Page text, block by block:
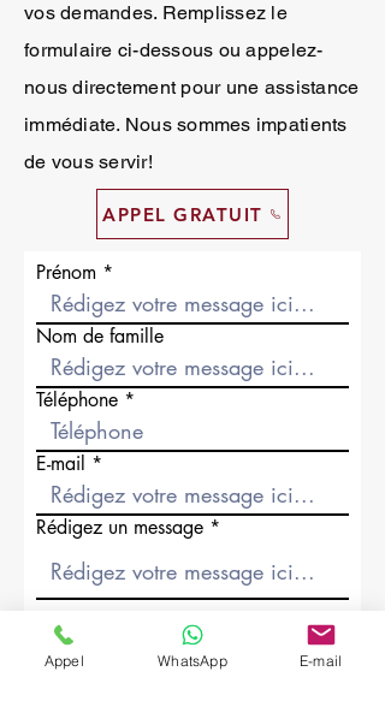
vos demandes. Remplissez le
formulaire ci-dessous ou appelez-
nous directement pour une assistance
immédiate. Nous sommes impatients
de vous servir!
APPEL GRATUIT
Prénom
Nom de famille
Téléphone
E-mail
Rédigez un message
Société
Appel WhatsApp E-mail